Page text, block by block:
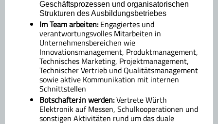
Geschäftsprozessen und organisatorischen
Strukturen des Ausbildungsbetriebes
Im Team arbeiten: Engagiertes und
verantwortungsvolles Mitarbeiten in
Unternehmensbereichen wie
Innovationsmanagement, Produktmanagement,
Technisches Marketing, Projektmanagement,
Technischer Vertrieb und Qualitätsmanagement
sowie aktive Kommunikation mit internen
Schnittstellen
Botschafter:in werden:Vertrete Würth
Elektronik auf Messen, Schulkooperationen und
sonstigen Aktivitäten rund um das duale